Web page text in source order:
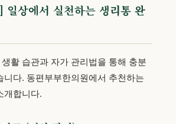
일상에서 실천하는 생리통 완
활 습관과 자가 관리법을 통해 충분
니다. 동편부부한의원에서 추천하는
개합니다.